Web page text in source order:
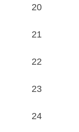
20
21
22
23
24